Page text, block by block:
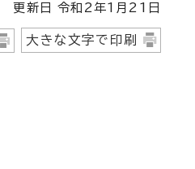
更新日 令和2年1月21日
大きな文字で印刷